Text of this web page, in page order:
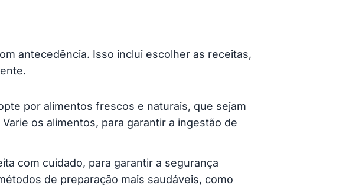
antecedência. Isso inclui escolher as receitas,
por alimentos frescos e naturais, que sejam
os alimentos, para garantir a ingestão de
com cuidado, para garantir a segurança
de preparação mais saudáveis, como